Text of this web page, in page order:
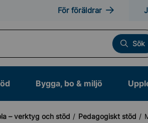
För föräldrar
Sök
Bygga, bo & miljö
– verktyg och stöd Pedagogiskt stöd